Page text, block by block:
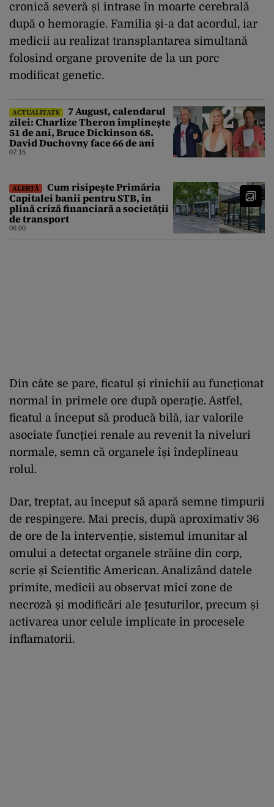
cronică severă și intrase în moarte cerebrală
după o hemoragie. Familia și-a dat acordul, iar
medicii au realizat transplantarea simultană
folosind organe provenite de la un porc
modificat genetic.
ACTUALITATE
7 August, calendarul
zilei: Charlize Theron împlinește
51 de ani, Bruce Dickinson 68.
David Duchovny face 66 de ani
07:15
ALERTĂ
Cum risipește Primăria
Capitalei banii pentru STB, în
plină criză financiară a societății
de transport
06:00
Din câte se pare, ficatul și rinichii au funcționat
normal în primele ore după operație. Astfel,
ficatul a început să producă bilă, iar valorile
asociate funcției renale au revenit la niveluri
normale, semn că organele își îndeplineau
rolul.
Dar, treptat, au început să apară semne timpurii
de respingere. Mai precis, după aproximativ 36
de ore de la intervenție, sistemul imunitar al
omului a detectat organele străine din corp,
scrie și Scientific American. Analizând datele
primite, medicii au observat mici zone de
necroză și modificări ale țesuturilor, precum și
activarea unor celule implicate în procesele
inflamatorii.